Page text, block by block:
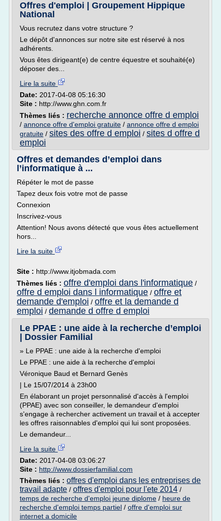
Offres d'emploi | Groupement Hippique
National
Vous recrutez dans votre structure ?
Le dépôt d'annonces sur notre site est réservé à nos
adhérents.
Vous êtes dirigeant(e) de centre équestre et souhaité(e)
déposer des...
Lire la suite
Date: 2017-04-08 05:16:30
Site : http://www.ghn.com.fr
Thèmes liés : recherche annonce offre d emploi
/ annonce offre d'emploi gratuite / annonce offre d emploi
gratuite / sites des offre d emploi / sites d offre d
emploi
Offres et demandes d’emploi dans
l’informatique à ...
Répéter le mot de passe
Tapez deux fois votre mot de passe
Connexion
Inscrivez-vous
Attention! Nous avons détecté que vous êtes actuellement
hors...
Lire la suite
Site : http://www.itjobmada.com
Thèmes liés : offre d'emploi dans l'informatique /
offre d emploi dans l informatique / offre et
demande d'emploi / offre et la demande d
emploi / demande d offre d emploi
Le PPAE : une aide à la recherche d’emploi
| Dossier Familial
» Le PPAE : une aide à la recherche d'emploi
Le PPAE : une aide à la recherche d'emploi
Véronique Baud et Bernard Genès
| Le 15/07/2014 à 23h00
En élaborant un projet personnalisé d'accès à l'emploi
(PPAE) avec son conseiller, le demandeur d'emploi
s'engage à rechercher activement un travail et à accepter
les offres raisonnables d'emploi qui lui sont proposées.
Le demandeur...
Lire la suite
Date: 2017-04-08 03:06:27
Site : http://www.dossierfamilial.com
Thèmes liés : offres d'emploi dans les entreprises de
travail adapte / offres d'emploi pour l'ete 2014 /
temps de recherche d'emploi jeune diplome / heure de
recherche d'emploi temps partiel / offre d'emploi sur
internet a domicile